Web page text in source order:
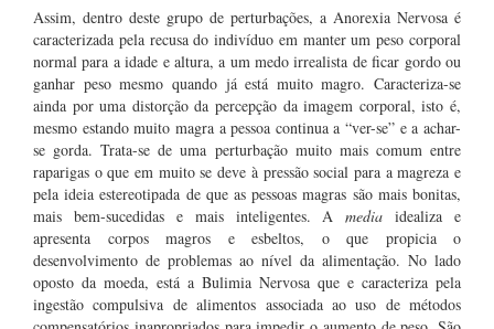
Assim, dentro deste grupo de perturbações, a Anorexia Nervosa é
caracterizada pela recusa do indivíduo em manter um peso corporal
normal para a idade e altura, a um medo irrealista de ficar gordo ou
ganhar peso mesmo quando já está muito magro. Caracteriza-se
ainda por uma distorção da percepção da imagem corporal, isto é,
mesmo estando muito magra a pessoa continua a “ver-se” e a achar-
se gorda. Trata-se de uma perturbação muito mais comum entre
raparigas o que em muito se deve à pressão social para a magreza e
pela ideia estereotipada de que as pessoas magras são mais bonitas,
mais bem-sucedidas e mais inteligentes. Amedia idealiza e
apresenta corpos magros e esbeltos, o que propicia o
desenvolvimento de problemas ao nível da alimentação. No lado
oposto da moeda, está a Bulimia Nervosa que e caracteriza pela
ingestão compulsiva de alimentos associada ao uso de métodos